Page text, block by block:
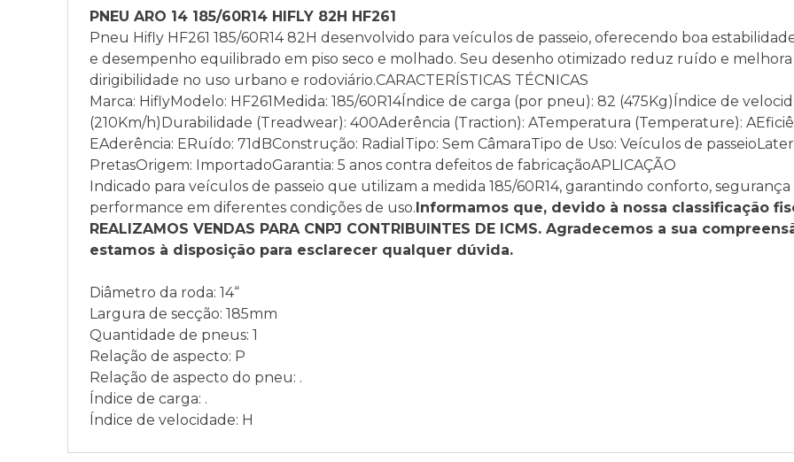
PNEU ARO 14 185/60R14 HIFLY 82H HF261
Pneu Hifly HF261 185/60R14 82H desenvolvido para veículos de passeio, oferecendo boa
e desempenho equilibrado em piso seco e molhado. Seu desenho otimizado reduz ruído e melhora
dirigibilidade no uso urbano e rodoviário.CARACTERÍSTICAS TÉCNICAS
Marca: HiflyModelo: HF261Medida: 185/60R14Índice de carga (por pneu): 82 (475Kg)Índice de
(210Km/h)Durabilidade (Treadwear): 400Aderência (Traction): ATemperatura (Temperature):
EAderência: ERuído: 71dBConstrução: RadialTipo: Sem CâmaraTipo de Uso: Veículos de
PretasOrigem: ImportadoGarantia: 5 anos contra defeitos de fabricaçãoAPLICAÇÃO
Indicado para veículos de passeio que utilizam a medida 185/60R14, garantindo conforto, segurança
performance em diferentes condições de uso. Informamos que, devido à nossa classificação
REALIZAMOS VENDAS PARA CNPJ CONTRIBUINTES DE ICMS. Agradecemos a sua
estamos à disposição para esclarecer qualquer dúvida.
Diâmetro da roda: 14“
Largura de secção: 185mm
Quantidade de pneus: 1
Relação de aspecto: P
Relação de aspecto do pneu: .
Índice de carga: .
Índice de velocidade: H